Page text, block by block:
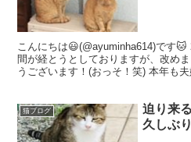
こんにちは😃(@ayuminha614)です
間が経とうとしておりますが、改め
うございます！(おっそ！笑) 本年も
猫ブログ
迫り来
久しぶ